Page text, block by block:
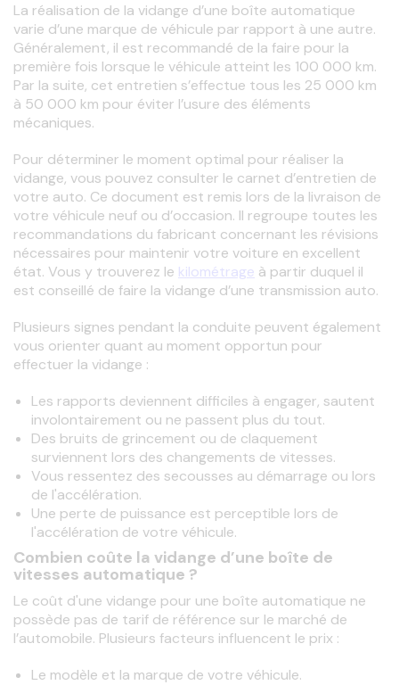
La réalisation de la vidange d’une boîte automatique
varie d’une marque de véhicule par rapport à une autre.
Généralement, il est recommandé de la faire pour la
première fois lorsque le véhicule atteint les 100 000 km.
Par la suite, cet entretien s’effectue tous les 25 000 km
à 50 000 km pour éviter l’usure des éléments
mécaniques.
Pour déterminer le moment optimal pour réaliser la
vidange, vous pouvez consulter le carnet d’entretien de
votre auto. Ce document est remis lors de la livraison de
votre véhicule neuf ou d’occasion. Il regroupe toutes les
recommandations du fabricant concernant les révisions
nécessaires pour maintenir votre voiture en excellent
état. Vous y trouverez le kilométrage à partir duquel il
est conseillé de faire la vidange d’une transmission auto.
Plusieurs signes pendant la conduite peuvent également
vous orienter quant au moment opportun pour
effectuer la vidange :
Les rapports deviennent difficiles à engager, sautent
involontairement ou ne passent plus du tout.
Des bruits de grincement ou de claquement
surviennent lors des changements de vitesses.
Vous ressentez des secousses au démarrage ou lors
de l'accélération.
Une perte de puissance est perceptible lors de
l'accélération de votre véhicule.
Combien coûte la vidange d’une boîte de
vitesses automatique ?
Le coût d'une vidange pour une boîte automatique ne
possède pas de tarif de référence sur le marché de
l’automobile. Plusieurs facteurs influencent le prix :
Le modèle et la marque de votre véhicule.